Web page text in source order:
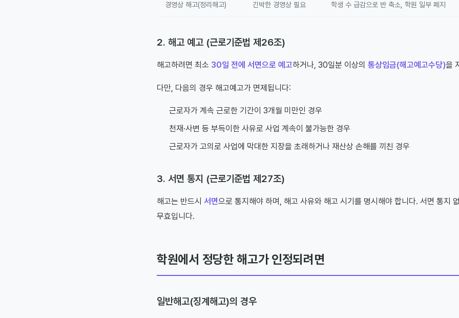
경영상 해고(정리해고) 긴박한 경영상 필요 학생 수 급감으로 반 축소, 학원 일부 폐지
2. 해고 예고 (근로기준법 제26조)
해고하려면 최소 30일 전에 서면으로 예고하거나, 30일분 이상의 통상임금(해고예고수당)을
다만, 다음의 경우 해고예고가 면제됩니다:
근로자가 계속 근로한 기간이 3개월 미만인 경우
천재·사변 등 부득이한 사유로 사업 계속이 불가능한 경우
근로자가 고의로 사업에 막대한 지장을 초래하거나 재산상 손해를 끼친 경우
3. 서면 통지 (근로기준법 제27조)
해고는 반드시 서면으로 통지해야 하며, 해고 사유와 해고 시기를 명시해야 합니다. 서면 통지
무효입니다.
학원에서 정당한 해고가 인정되려면
일반해고(징계해고)의 경우